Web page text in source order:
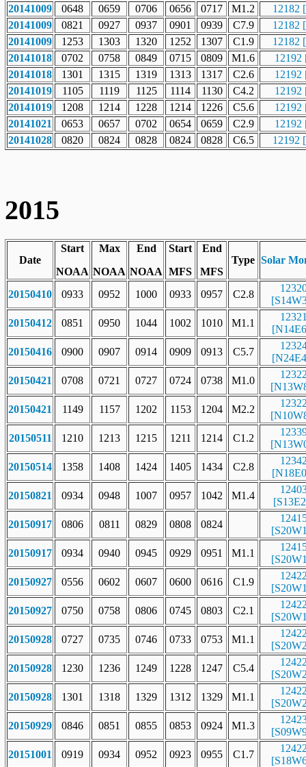
20141009 0648 0659 0706 0656 0717 M1.2
12182
20141009
0821 0927 0937 0901 0939 C7.9
12182
20141009
1253 1303 1320 1252 1307 C1.9
12182
20141018
0702 0758 0849 0715 0809 M1.6
12192
20141018
1301 1315 1319 1313 1317 C2.6
12192
20141019
1105 1119 1125 1114 1130 C4.2
12192
20141019
1208 1214 1228 1214 1226 C5.6
12192
20141021
0653 0657 0702 0654 0659 C2.9
12192
20141028
0820 0824 0828 0824 0828 C6.5 12192
2015
Date
Start
NOAA
Max
NOAA
End
NOAA
Start
MFS
End
MFS
Type Solar
20150410 0933 0952 1000 0933 0957 C2.8
20150412
0851 0950 1044 1002 1010 M1.1
20150416
0900 0907 0914 0909 0913 C5.7
20150421
0708 0721 0727 0724 0738 M1.0
20150421
1149 1157 1202 1153 1204 M2.2
20150511
1210 1213 1215 1211 1214 C1.2
20150514
1358 1408 1424 1405 1434 C2.8
20150821
0934 0948 1007 0957 1042 M1.4
20150917
0806 0811 0829 0808 0824
20150917
0934 0940 0945 0929 0951 M1.1
20150927
0556 0602 0607 0600 0616 C1.9
20150927
0750 0758 0806 0745 0803 C2.1
20150928
0727 0735 0746 0733 0753 M1.1
20150928
1230 1236 1249 1228 1247 C5.4
20150928
1301 1318 1329 1312 1329 M1.1
20150929
0846 0851 0855 0853 0924 M1.3
20151001
0919 0934 0952 0923 0955 C1.7